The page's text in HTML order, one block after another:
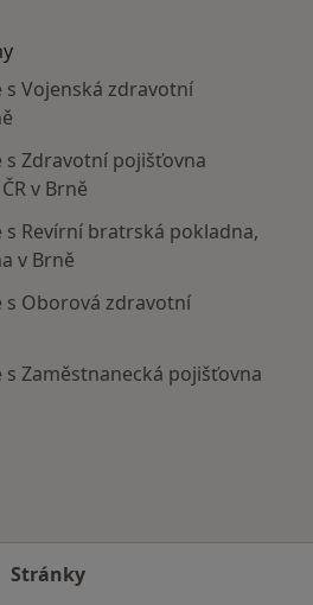
Vojenská zdravotní
Zdravotní pojišťovna
v Brně
Revírní bratrská pokladna,
v Brně
Oborová zdravotní
Zaměstnanecká pojišťovna
Stránky